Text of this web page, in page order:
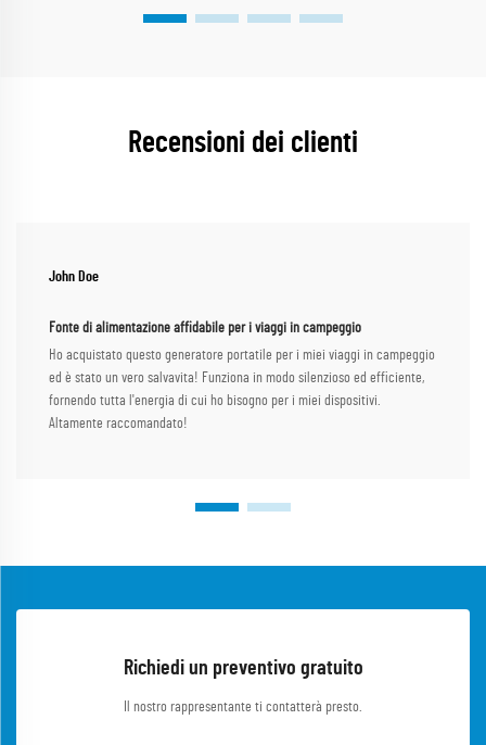
Recensioni dei clienti
John Doe
Fonte di alimentazione affidabile per i viaggi in campeggio
Ho acquistato questo generatore portatile per i miei viaggi in campeggio
ed è stato un vero salvavita! Funziona in modo silenzioso ed efficiente,
fornendo tutta l'energia di cui ho bisogno per i miei dispositivi.
Altamente raccomandato!
Richiedi un preventivo gratuito
Il nostro rappresentante ti contatterà presto.